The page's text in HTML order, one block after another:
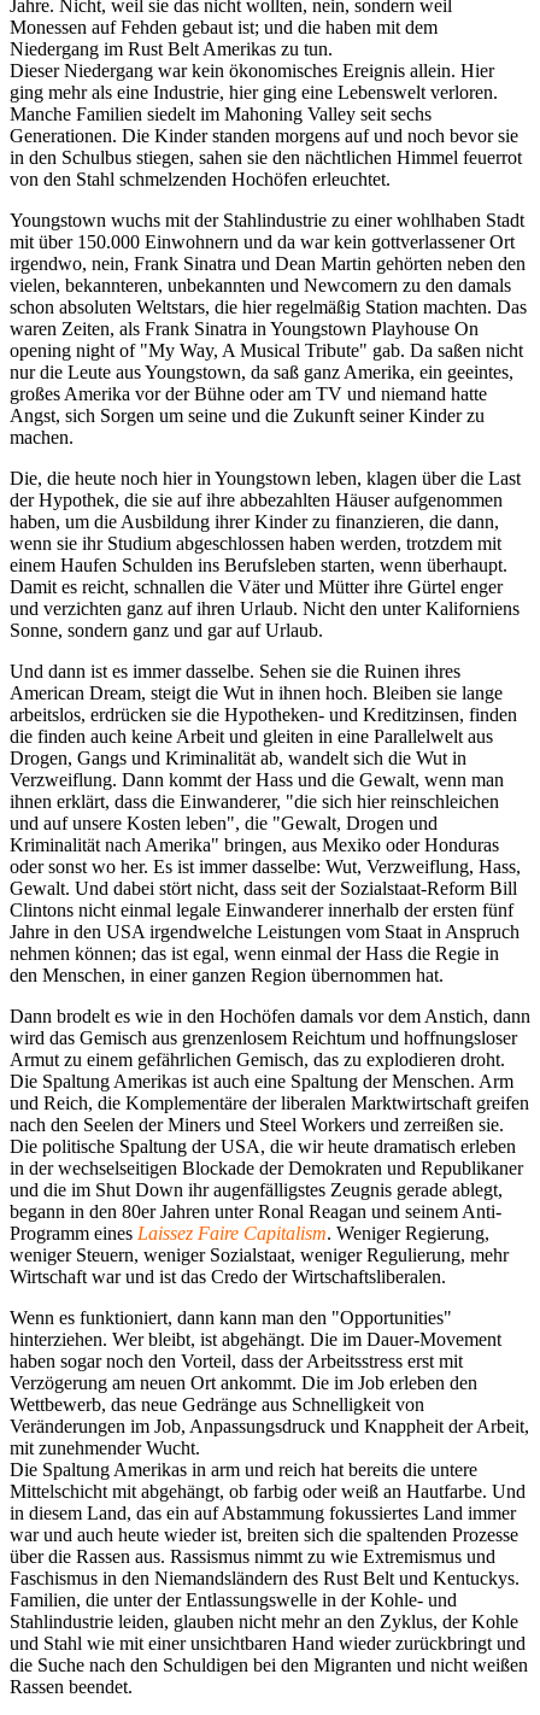
Jahre. Nicht, weil sie das nicht wollten, nein, sondern weil
Monessen auf Fehden gebaut ist; und die haben mit dem
Niedergang im Rust Belt Amerikas zu tun.
Dieser Niedergang war kein ökonomisches Ereignis allein. Hier
ging mehr als eine Industrie, hier ging eine Lebenswelt verloren.
Manche Familien siedelt im Mahoning Valley seit sechs
Generationen. Die Kinder standen morgens auf und noch bevor sie
in den Schulbus stiegen, sahen sie den nächtlichen Himmel feuerrot
von den Stahl schmelzenden Hochöfen erleuchtet.
Youngstown wuchs mit der Stahlindustrie zu einer wohlhaben Stadt
mit über 150.000 Einwohnern und da war kein gottverlassener Ort
irgendwo, nein, Frank Sinatra und Dean Martin gehörten neben den
vielen, bekannteren, unbekannten und Newcomern zu den damals
schon absoluten Weltstars, die hier regelmäßig Station machten. Das
waren Zeiten, als Frank Sinatra in Youngstown Playhouse On
opening night of "My Way, A Musical Tribute" gab. Da saßen nicht
nur die Leute aus Youngstown, da saß ganz Amerika, ein geeintes,
großes Amerika vor der Bühne oder am TV und niemand hatte
Angst, sich Sorgen um seine und die Zukunft seiner Kinder zu
machen.
Die, die heute noch hier in Youngstown leben, klagen über die Last
der Hypothek, die sie auf ihre abbezahlten Häuser aufgenommen
haben, um die Ausbildung ihrer Kinder zu finanzieren, die dann,
wenn sie ihr Studium abgeschlossen haben werden, trotzdem mit
einem Haufen Schulden ins Berufsleben starten, wenn überhaupt.
Damit es reicht, schnallen die Väter und Mütter ihre Gürtel enger
und verzichten ganz auf ihren Urlaub. Nicht den unter Kaliforniens
Sonne, sondern ganz und gar auf Urlaub.
Und dann ist es immer dasselbe. Sehen sie die Ruinen ihres
American Dream, steigt die Wut in ihnen hoch. Bleiben sie lange
arbeitslos, erdrücken sie die Hypotheken- und Kreditzinsen, finden
die finden auch keine Arbeit und gleiten in eine Parallelwelt aus
Drogen, Gangs und Kriminalität ab, wandelt sich die Wut in
Verzweiflung. Dann kommt der Hass und die Gewalt, wenn man
ihnen erklärt, dass die Einwanderer, "die sich hier reinschleichen
und auf unsere Kosten leben", die "Gewalt, Drogen und
Kriminalität nach Amerika" bringen, aus Mexiko oder Honduras
oder sonst wo her. Es ist immer dasselbe: Wut, Verzweiflung, Hass,
Gewalt. Und dabei stört nicht, dass seit der Sozialstaat-Reform Bill
Clintons nicht einmal legale Einwanderer innerhalb der ersten fünf
Jahre in den USA irgendwelche Leistungen vom Staat in Anspruch
nehmen können; das ist egal, wenn einmal der Hass die Regie in
den Menschen, in einer ganzen Region übernommen hat.
Dann brodelt es wie in den Hochöfen damals vor dem Anstich, dann
wird das Gemisch aus grenzenlosem Reichtum und hoffnungsloser
Armut zu einem gefährlichen Gemisch, das zu explodieren droht.
Die Spaltung Amerikas ist auch eine Spaltung der Menschen. Arm
und Reich, die Komplementäre der liberalen Marktwirtschaft greifen
nach den Seelen der Miners und Steel Workers und zerreißen sie.
Die politische Spaltung der USA, die wir heute dramatisch erleben
in der wechselseitigen Blockade der Demokraten und Republikaner
und die im Shut Down ihr augenfälligstes Zeugnis gerade ablegt,
begann in den 80er Jahren unter Ronal Reagan und seinem Anti-
Programm eines Laissez Faire Capitalism. Weniger Regierung,
weniger Steuern, weniger Sozialstaat, weniger Regulierung, mehr
Wirtschaft war und ist das Credo der Wirtschaftsliberalen.
Wenn es funktioniert, dann kann man den "Opportunities"
hinterziehen. Wer bleibt, ist abgehängt. Die im Dauer-Movement
haben sogar noch den Vorteil, dass der Arbeitsstress erst mit
Verzögerung am neuen Ort ankommt. Die im Job erleben den
Wettbewerb, das neue Gedränge aus Schnelligkeit von
Veränderungen im Job, Anpassungsdruck und Knappheit der Arbeit,
mit zunehmender Wucht.
Die Spaltung Amerikas in arm und reich hat bereits die untere
Mittelschicht mit abgehängt, ob farbig oder weiß an Hautfarbe. Und
in diesem Land, das ein auf Abstammung fokussiertes Land immer
war und auch heute wieder ist, breiten sich die spaltenden Prozesse
über die Rassen aus. Rassismus nimmt zu wie Extremismus und
Faschismus in den Niemandsländern des Rust Belt und Kentuckys.
Familien, die unter der Entlassungswelle in der Kohle- und
Stahlindustrie leiden, glauben nicht mehr an den Zyklus, der Kohle
und Stahl wie mit einer unsichtbaren Hand wieder zurückbringt und
die Suche nach den Schuldigen bei den Migranten und nicht weißen
Rassen beendet.